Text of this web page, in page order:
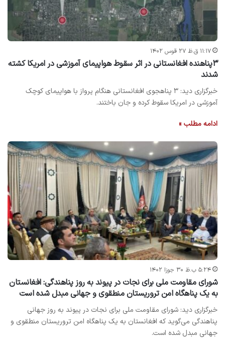
۱۱:۱۷ ق.ظ ۲۷ قوس ۱۴۰۲
٣پناهنده افغانستانی در اثر سقوط هواپیمای آموزشی در امریکا کشته
شدند
خبرگزاری دید: ٣ پناهجوی افغانستانی هنگام پرواز با هواپیمای کوچک
آموزشی در امریکا سقوط کرده و جان باختند.
ادامه مطلب »
۵:۲۴ ب.ظ ۳۰ جوزا ۱۴۰۲
شورای مقاومت ملی برای نجات در پیوند به روز پناهندگی: افغانستان
به یک پناهگاه امن تروریستان منطقوی و جهانی مبدل شده است
خبرگزاری دید: شورای مقاومت ملی برای نجات در پیوند به روز جهانی
پناهندگی می‌گوید که افغانستان به یک پناهگاه امن تروریستان منطقوی و
جهانی مبدل شده است.